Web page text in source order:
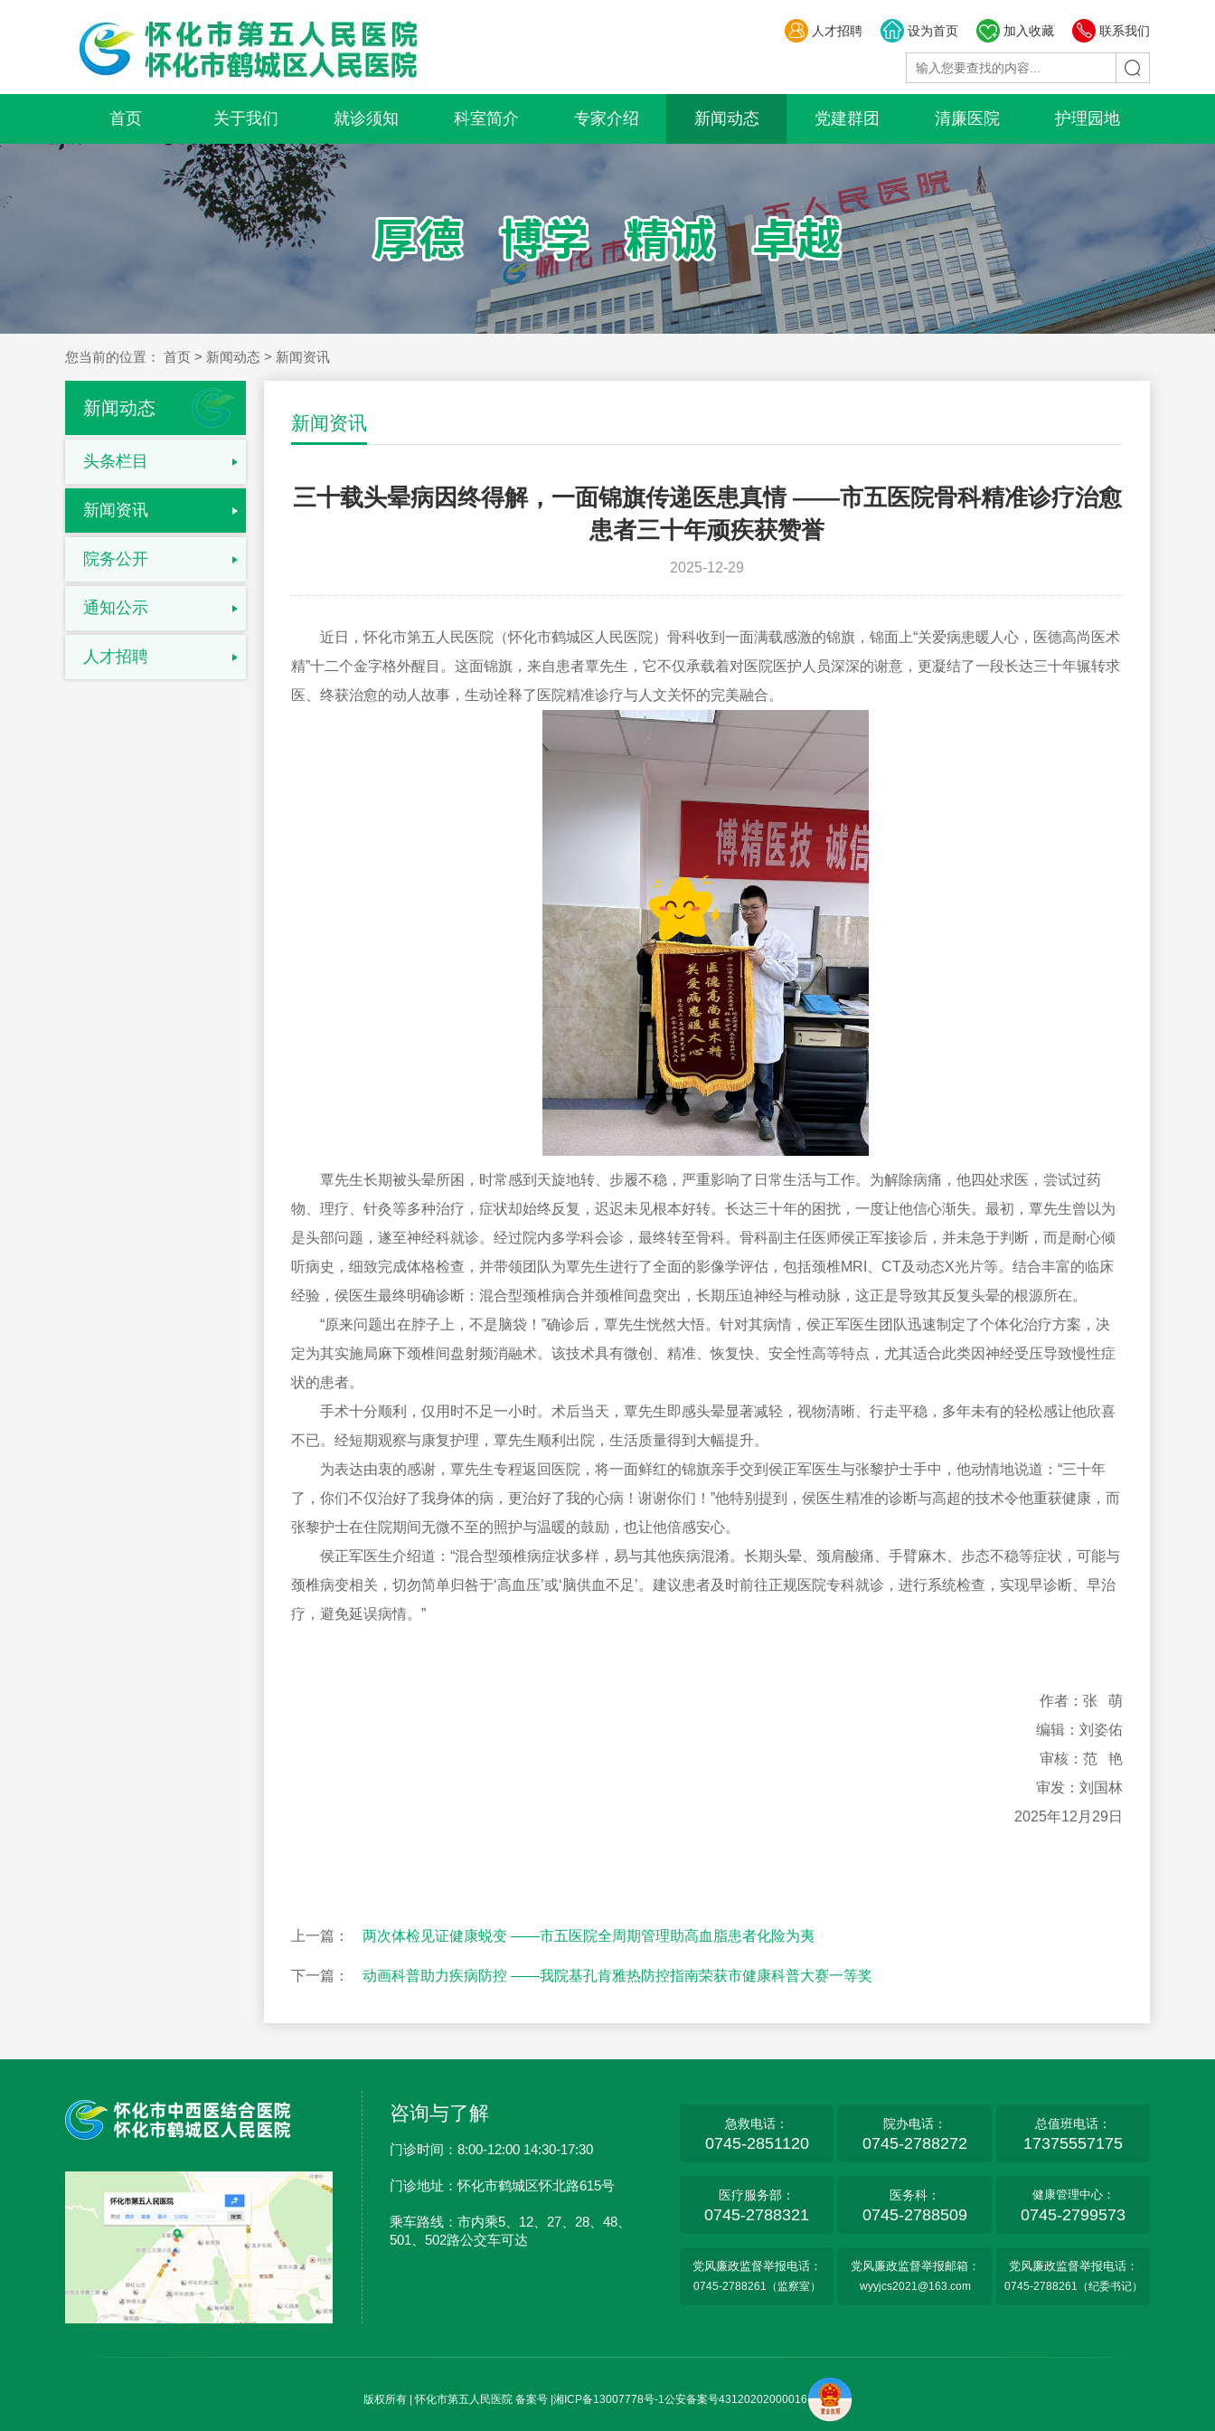
人才招聘 设为首页 加入收藏 联系我们
首页 关于我们 就诊须知 科室简介 专家介绍 新闻动态 党建群团 清廉医院 护理园地
您当前的位置： 首页 > 新闻动态 > 新闻资讯
新闻动态
头条栏目
新闻资讯
院务公开
通知公示
人才招聘
新闻资讯
三十载头晕病因终得解，一面锦旗传递医患真情 ——市五医院骨科精准诊疗治愈
患者三十年顽疾获赞誉
2025-12-29
近日，怀化市第五人民医院（怀化市鹤城区人民医院）骨科收到一面满载感激的锦旗，锦面上“关爱病患暖人心，医德高尚医术
精”十二个金字格外醒目。这面锦旗，来自患者覃先生，它不仅承载着对医院医护人员深深的谢意，更凝结了一段长达三十年辗转求
医、终获治愈的动人故事，生动诠释了医院精准诊疗与人文关怀的完美融合。
覃先生长期被头晕所困，时常感到天旋地转、步履不稳，严重影响了日常生活与工作。为解除病痛，他四处求医，尝试过药
物、理疗、针灸等多种治疗，症状却始终反复，迟迟未见根本好转。长达三十年的困扰，一度让他信心渐失。最初，覃先生曾以为
是头部问题，遂至神经科就诊。经过院内多学科会诊，最终转至骨科。骨科副主任医师侯正军接诊后，并未急于判断，而是耐心倾
听病史，细致完成体格检查，并带领团队为覃先生进行了全面的影像学评估，包括颈椎MRI、CT及动态X光片等。结合丰富的临床
经验，侯医生最终明确诊断：混合型颈椎病合并颈椎间盘突出，长期压迫神经与椎动脉，这正是导致其反复头晕的根源所在。
“原来问题出在脖子上，不是脑袋！”确诊后，覃先生恍然大悟。针对其病情，侯正军医生团队迅速制定了个体化治疗方案，决
定为其实施局麻下颈椎间盘射频消融术。该技术具有微创、精准、恢复快、安全性高等特点，尤其适合此类因神经受压导致慢性症
状的患者。
手术十分顺利，仅用时不足一小时。术后当天，覃先生即感头晕显著减轻，视物清晰、行走平稳，多年未有的轻松感让他欣喜
不已。经短期观察与康复护理，覃先生顺利出院，生活质量得到大幅提升。
为表达由衷的感谢，覃先生专程返回医院，将一面鲜红的锦旗亲手交到侯正军医生与张黎护士手中，他动情地说道：“三十年
了，你们不仅治好了我身体的病，更治好了我的心病！谢谢你们！”他特别提到，侯医生精准的诊断与高超的技术令他重获健康，而
张黎护士在住院期间无微不至的照护与温暖的鼓励，也让他倍感安心。
侯正军医生介绍道：“混合型颈椎病症状多样，易与其他疾病混淆。长期头晕、颈肩酸痛、手臂麻木、步态不稳等症状，可能与
颈椎病变相关，切勿简单归咎于‘高血压’或‘脑供血不足’。建议患者及时前往正规医院专科就诊，进行系统检查，实现早诊断、早治
疗，避免延误病情。”
作者：张 萌
编辑：刘姿佑
审核：范 艳
审发：刘国林
2025年12月29日
上一篇： 两次体检见证健康蜕变 ——市五医院全周期管理助高血脂患者化险为夷
下一篇： 动画科普助力疾病防控 ——我院基孔肯雅热防控指南荣获市健康科普大赛一等奖
咨询与了解
门诊时间：8:00-12:00 14:30-17:30
门诊地址：怀化市鹤城区怀北路615号
乘车路线：市内乘5、12、27、28、48、
501、502路公交车可达
急救电话：
0745-2851120
院办电话：
0745-2788272
总值班电话：
17375557175
医疗服务部：
0745-2788321
医务科：
0745-2788509
健康管理中心：
0745-2799573
党风廉政监督举报电话：
0745-2788261（监察室）
党风廉政监督举报邮箱：
wyyjcs2021@163.com
党风廉政监督举报电话：
0745-2788261（纪委书记）
版权所有 | 怀化市第五人民医院 备案号 | 湘ICP备13007778号-1公安备案号43120202000016